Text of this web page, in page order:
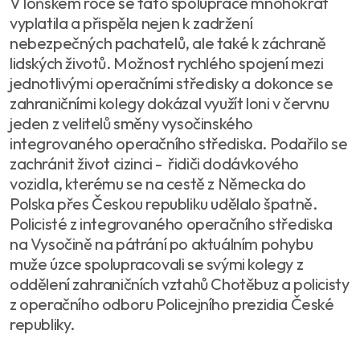
vyplatila a přispěla nejen k zadržení
nebezpečných pachatelů, ale také k záchraně
lidských životů. Možnost rychlého spojení mezi
jednotlivými operačními středisky a dokonce se
zahraničními kolegy dokázal využít loni v červnu
jeden z velitelů směny vysočinského
integrovaného operačního střediska. Podařilo se
zachránit život cizinci - řidiči dodávkového
vozidla, kterému se na cestě z Německa do
Polska přes Českou republiku udělalo špatně.
Policisté z integrovaného operačního střediska
na Vysočině na pátrání po aktuálním pohybu
muže úzce spolupracovali se svými kolegy z
oddělení zahraničních vztahů Chotěbuz a policisty
z operačního odboru Policejního prezidia České
republiky.